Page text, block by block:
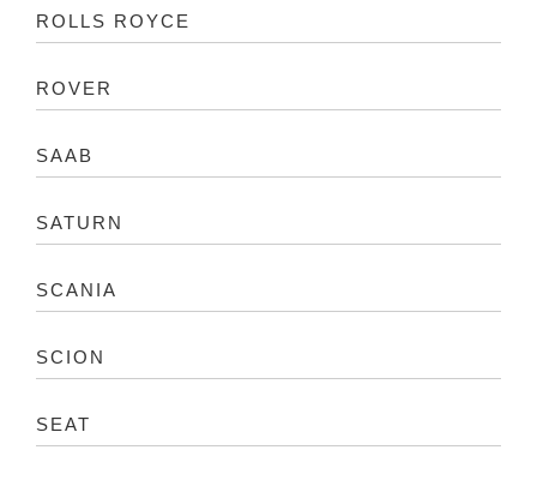
ROLLS ROYCE
ROVER
SAAB
SATURN
SCANIA
SCION
SEAT